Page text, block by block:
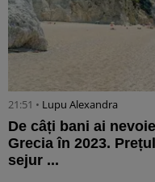
21:51 • Lupu Alexandra
De câți bani ai
Grecia în 2023.
sejur ...